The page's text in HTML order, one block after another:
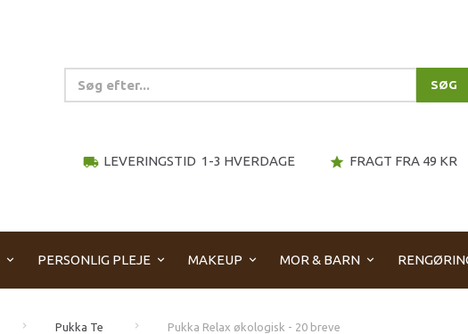
SØG
local_shipping LEVERINGSTID 1-3 HVERDAGE star FRAGT FRA 49 KR
PERSONLIG PLEJE MAKEUP MOR & BARN
Pukka Te Pukka Relax økologisk - 20 breve